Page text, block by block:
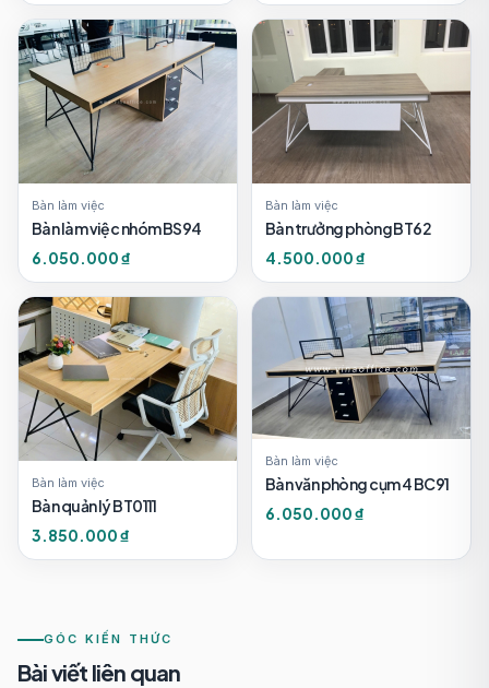
Bàn làm việc
Bàn làm việc nhóm BS94
6.050.000 ₫
Bàn làm việc
Bàn trưởng phòng BT62
4.500.000 ₫
Bàn làm việc
Bàn quản lý BT0111
3.850.000 ₫
Bàn làm việc
Bàn văn phòng cụm 4 BC91
6.050.000 ₫
GÓC KIẾN THỨC
Bài viết liên quan